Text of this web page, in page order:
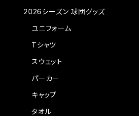
2026シーズン 球団グッズ
ユニフォーム
Tシャツ
スウェット
パーカー
キャップ
タオル